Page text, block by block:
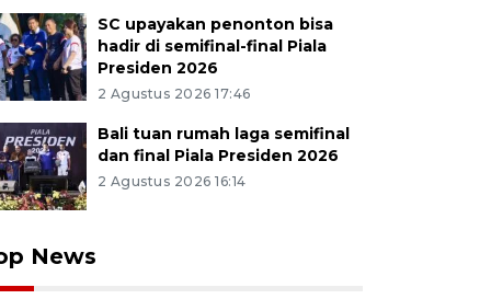
SC upayakan penonton bisa
hadir di semifinal-final Piala
Presiden 2026
2 Agustus 2026 17:46
Bali tuan rumah laga semifinal
dan final Piala Presiden 2026
2 Agustus 2026 16:14
News